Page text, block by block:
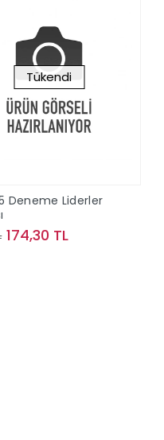
Tükendi
5 Deneme Liderler
174,30 TL